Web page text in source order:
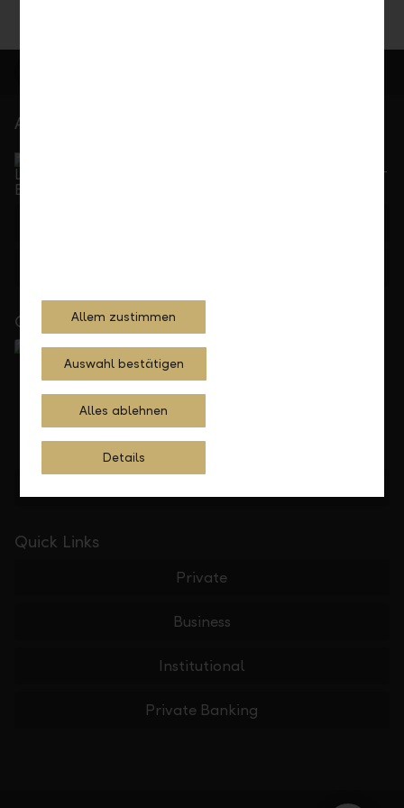
At your service
Can be reached by phone, Monday to Friday, 8 a. m. –
Close to you
Quick Links
Private
Business
Institutional
Private Banking
Allem zustimmen
Auswahl bestätigen
Alles ablehnen
Details